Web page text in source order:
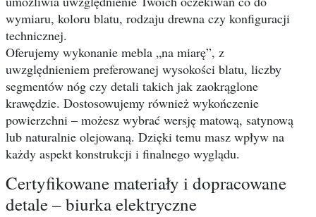
wymiaru, koloru blatu, rodzaju drewna czy konfiguracji
technicznej.
Oferujemy wykonanie mebla „na miarę”, z
uwzględnieniem preferowanej wysokości blatu, liczby
segmentów nóg czy detali takich jak zaokrąglone
krawędzie. Dostosowujemy również wykończenie
powierzchni – możesz wybrać wersję matową, satynową
lub naturalnie olejowaną. Dzięki temu masz wpływ na
każdy aspekt konstrukcji i finalnego wyglądu.
Certyfikowane materiały i dopracowane
detale – biurka elektryczne